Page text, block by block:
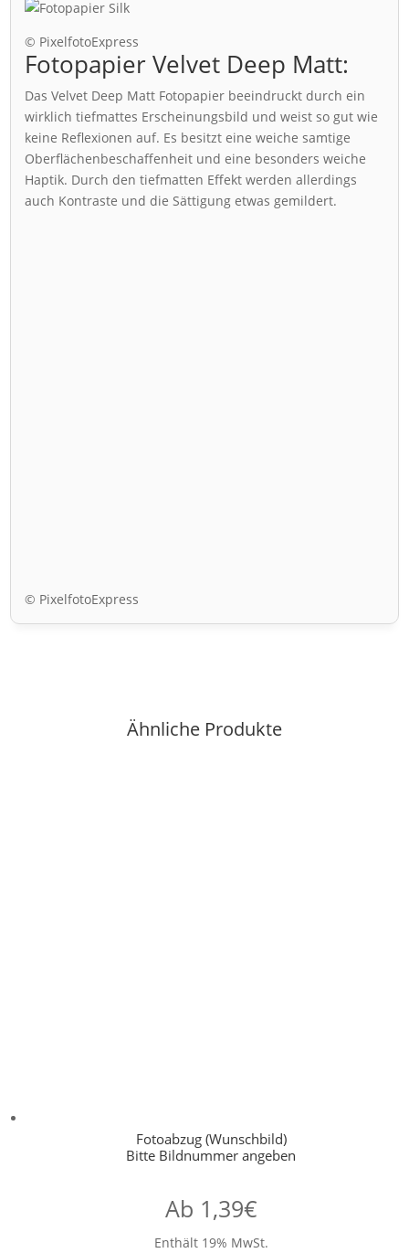
© PixelfotoExpress
Fotopapier Velvet Deep Matt:
Das Velvet Deep Matt Fotopapier beeindruckt durch ein
wirklich tiefmattes Erscheinungsbild und weist so gut wie
keine Reflexionen auf. Es besitzt eine weiche samtige
Oberflächenbeschaffenheit und eine besonders weiche
Haptik. Durch den tiefmatten Effekt werden allerdings
auch Kontraste und die Sättigung etwas gemildert.
© PixelfotoExpress
Ähnliche Produkte
Fotoabzug (Wunschbild)
Bitte Bildnummer angeben
Ab 1,39€
Enthält 19% MwSt.